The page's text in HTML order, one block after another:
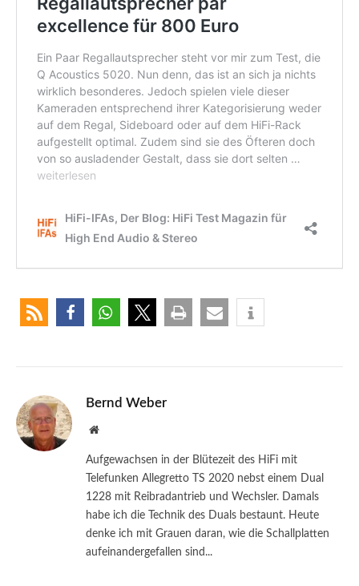
Bernd Weber
Website
Aufgewachsen in der Blütezeit des HiFi mit
Telefunken Allegretto TS 2020 nebst einem Dual
1228 mit Reibradantrieb und Wechsler. Damals
habe ich die Technik des Duals bestaunt. Heute
denke ich mit Grauen daran, wie die Schallplatten
aufeinandergefallen sind...